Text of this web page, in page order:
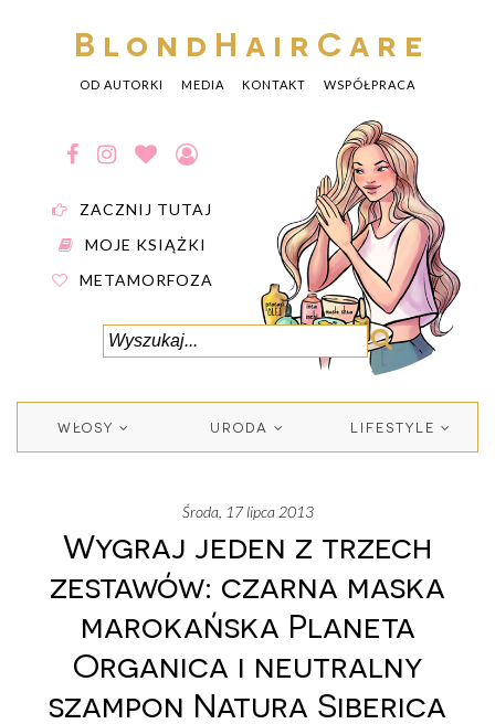
BlondHairCare
OD AUTORKI MEDIA KONTAKT WSPÓŁPRACA
ZACZNIJ TUTAJ
MOJE KSIĄŻKI
METAMORFOZA
WŁOSY URODA LIFESTYLE
środa, 17 lipca 2013
Wygraj jeden z trzech
zestawów: czarna maska
marokańska Planeta
Organica i neutralny
szampon Natura Siberica